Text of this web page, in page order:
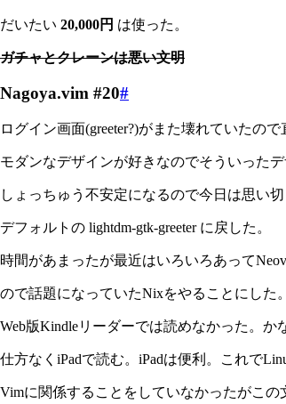
だいたい 20,000円 は使った。
ガチャとクレーンは悪い文明
Nagoya.vim #20#
ログイン画面(greeter?)がまた壊れていたので
モダンなデザインが好きなのでそういった
しょっちゅう不安定になるので今日は思い
デフォルトの lightdm-gtk-greeter に戻した。
時間があまったが最近はいろいろあって
ので話題になっていたNixをやることにした
Web版Kindleリーダーでは読めなかった。か
仕方なくiPadで読む。iPadは便利。これで
Vimに関係することをしていなかったがこの